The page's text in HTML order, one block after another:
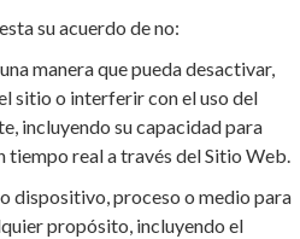
su acuerdo de no:
manera que pueda desactivar,
sitio o interferir con el uso del
incluyendo su capacidad para
tiempo real a través del Sitio Web.
dispositivo, proceso o medio para
propósito, incluyendo el